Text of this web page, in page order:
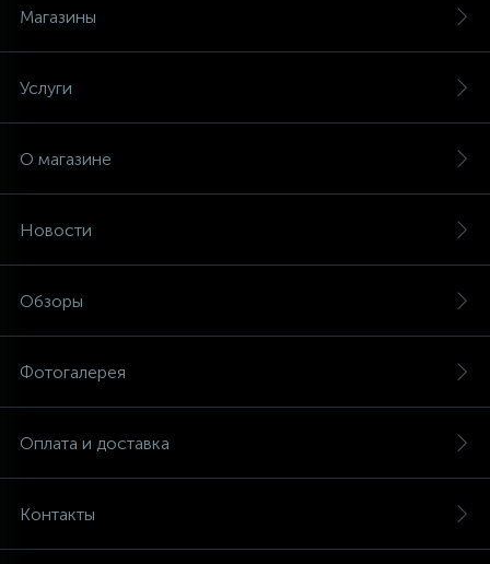
Магазины
Услуги
О магазине
Новости
Обзоры
Фотогалерея
Оплата и доставка
Контакты